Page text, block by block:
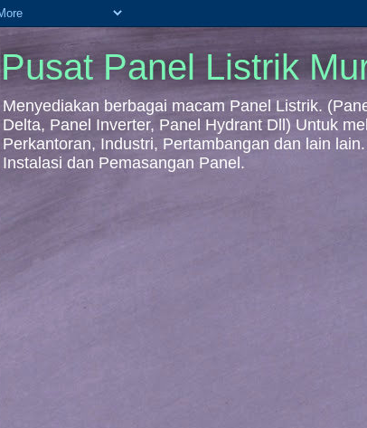
Pusat Panel Listrik
Menyediakan berbagai macam Panel Listrik.
Delta, Panel Inverter, Panel Hydrant Dll) Untuk
Perkantoran, Industri, Pertambangan dan lain
Instalasi dan Pemasangan Panel.